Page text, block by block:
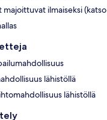
majoittuvat ilmaiseksi
lähistöllä
lähistöllä